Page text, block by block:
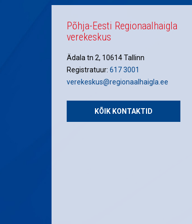
Põhja-Eesti Regionaalhaigla
verekeskus
Ädala tn 2, 10614 Tallinn
Registratuur: 617 3001
verekeskus@regionaalhaigla.ee
KÕIK KONTAKTID